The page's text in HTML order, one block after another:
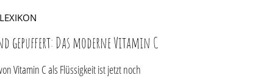
gepuffert: Das moderne Vitamin C
Vitamin C als Flüssigkeit ist jetzt noch